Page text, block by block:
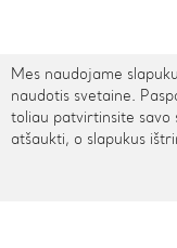
Kontaktai
Mes naudojame
naudotis svetaine.
toliau patvirtinsite savo
atšaukti, o slapukus